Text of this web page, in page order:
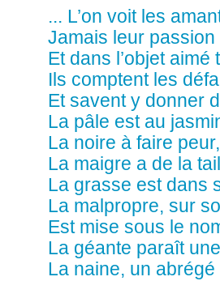
... L’on voit les
Jamais leur passion
Et dans l’objet
Ils comptent les
Et savent y donner
La pâle est au
La noire à faire
La maigre a de la
La grasse est dans
La malpropre, sur
Est mise sous le
La géante paraît
La naine, un